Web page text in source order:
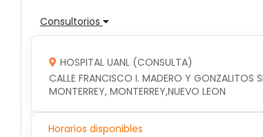
Consultorios
HOSPITAL UANL (CONSULTA)
CALLE FRANCISCO I. MADERO Y
MONTERREY, MONTERREY,NUEVO LEON
Horarios disponibles